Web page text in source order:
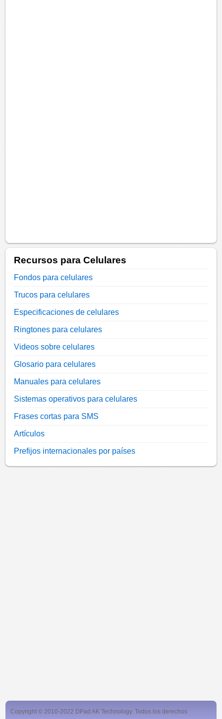
Recursos para Celulares
Fondos para celulares
Trucos para celulares
Especificaciones de celulares
Ringtones para celulares
Videos sobre celulares
Glosario para celulares
Manuales para celulares
Sistemas operativos para celulares
Frases cortas para SMS
Artículos
Prefijos internacionales por países
Copyright © 2010-2022 DPad AK Technology. Todos los derechos